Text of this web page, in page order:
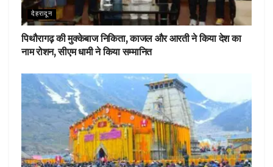
देहरादून
पिथौरागढ़ की मुक्केबाज निकिता, काजल और आरती ने किया देश का
नाम रोशन, सीएम धामी ने किया सम्मानित